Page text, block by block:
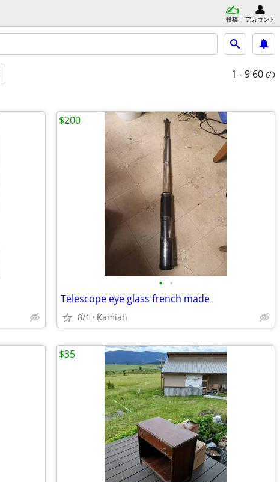
投稿 アカウント
1 - 9 60 の
• •
Telescope eye glass french made
8/1 Kamiah
$200
$35